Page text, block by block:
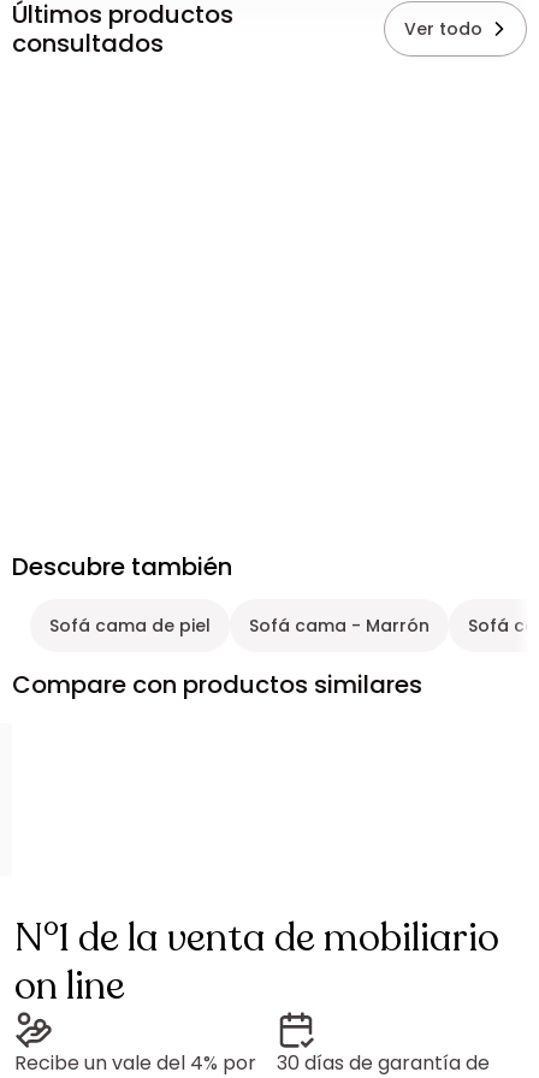
Últimos productos
consultados
Ver todo
Descubre también
Sofá cama de piel Sofá cama - Marrón Sofá
Compare con productos similares
N°1 de la venta de mobiliario
on line
Recibe un vale del 4% por 30 días de garantía de